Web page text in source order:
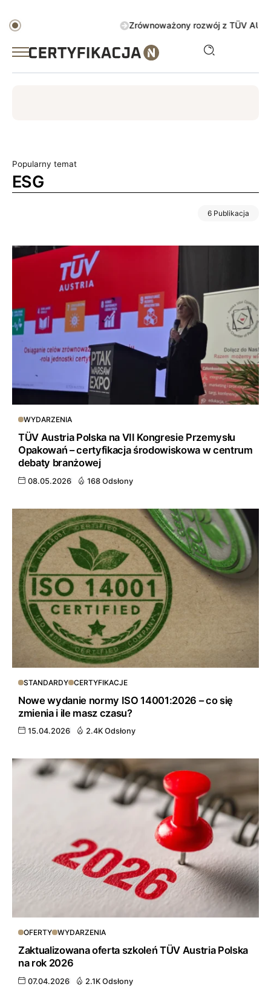
Zrównoważony rozwój z TÜV AUSTRIA
Popularny temat
ESG
6 Publikacja
WYDARZENIA
TÜV Austria Polska na VII Kongresie Przemysłu
Opakowań – certyfikacja środowiskowa w centrum
debaty branżowej
08.05.2026 168 Odsłony
STANDARDY CERTYFIKACJE
Nowe wydanie normy ISO 14001:2026 – co się
zmienia i ile masz czasu?
15.04.2026 2.4K Odsłony
OFERTY WYDARZENIA
Zaktualizowana oferta szkoleń TÜV Austria Polska
na rok 2026
07.04.2026 2.1K Odsłony